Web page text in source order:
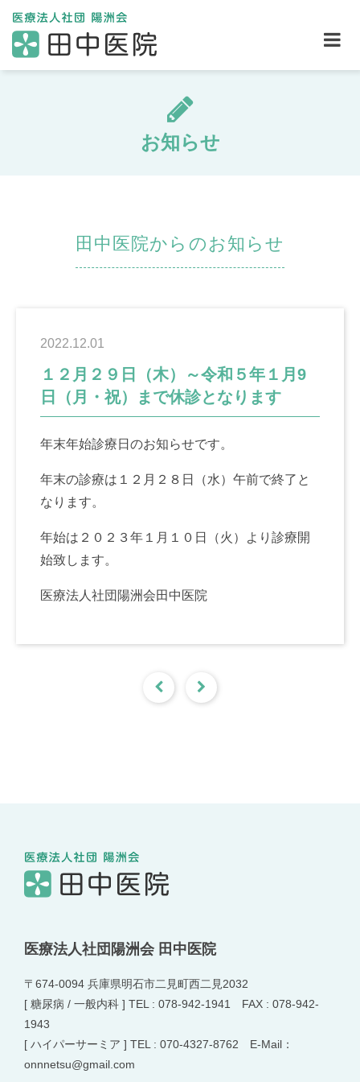
お知らせ
田中医院からのお知らせ
2022.12.01
１２月２９日（木）～令和５年１月9
日（月・祝）まで休診となります
年末年始診療日のお知らせです。
年末の診療は１２月２８日（水）午前で終了と
なります。
年始は２０２３年１月１０日（火）より診療開
始致します。
医療法人社団陽洲会田中医院
医療法人社団陽洲会 田中医院
〒674-0094 兵庫県明石市二見町西二見2032
[ 糖尿病 / 一般内科 ] TEL : 078-942-1941 FAX : 078-942-
1943
[ ハイパーサーミア ] TEL : 070-4327-8762 E-Mail：
onnnetsu@gmail.com